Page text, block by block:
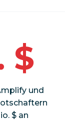
$
und
$ an